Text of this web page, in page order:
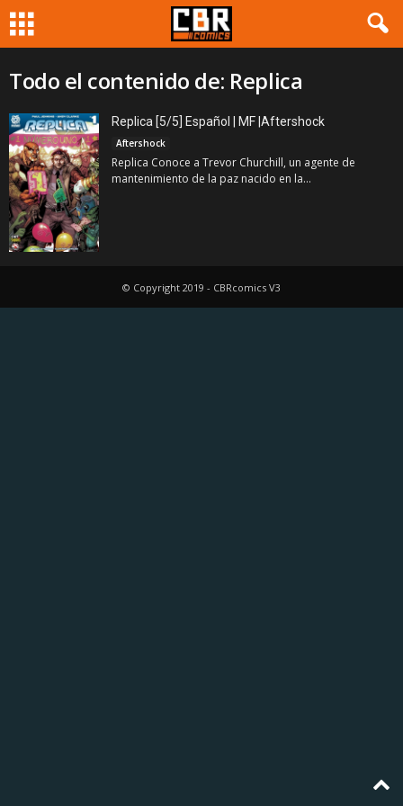
Todo el contenido de: Replica
Replica [5/5] Español | MF |Aftershock
Aftershock
Replica Conoce a Trevor Churchill, un agente de
mantenimiento de la paz nacido en la...
© Copyright 2019 - CBRcomics V3